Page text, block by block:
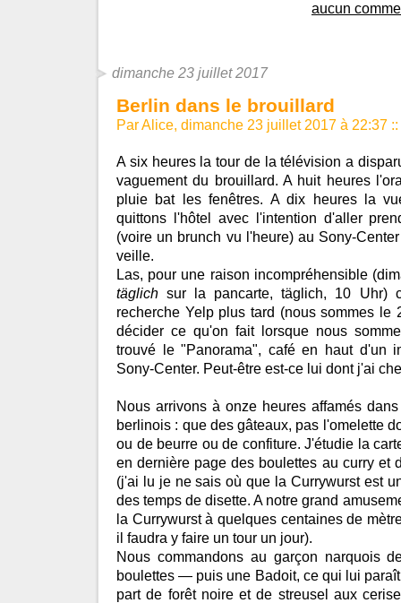
aucun
dimanche 23 juillet 2017
Berlin dans le brouillard
Par Alice, dimanche 23 juillet 2017 à 22:37 ::
A six heures la tour de la télévision a
vaguement du brouillard. A huit heures
pluie bat les fenêtres. A dix heures la
quittons l'hôtel avec l'intention d'aller
(voire un brunch vu l'heure) au Sony-
veille.
Las, pour une raison incompréhensible
täglich sur la pancarte, täglich, 10 Uhr)
recherche Yelp plus tard (nous sommes le
décider ce qu'on fait lorsque nous
trouvé le "Panorama", café en haut d'un
Sony-Center. Peut-être est-ce lui dont j'ai
Nous arrivons à onze heures affamés
berlinois : que des gâteaux, pas l'omelette
ou de beurre ou de confiture. J'étudie la
en dernière page des boulettes au curry et
(j'ai lu je ne sais où que la Currywurst est
des temps de disette. A notre grand
la Currywurst à quelques centaines de
il faudra y faire un tour un jour).
Nous commandons au garçon narquois
boulettes — puis une Badoit, ce qui lui
part de forêt noire et de streusel aux